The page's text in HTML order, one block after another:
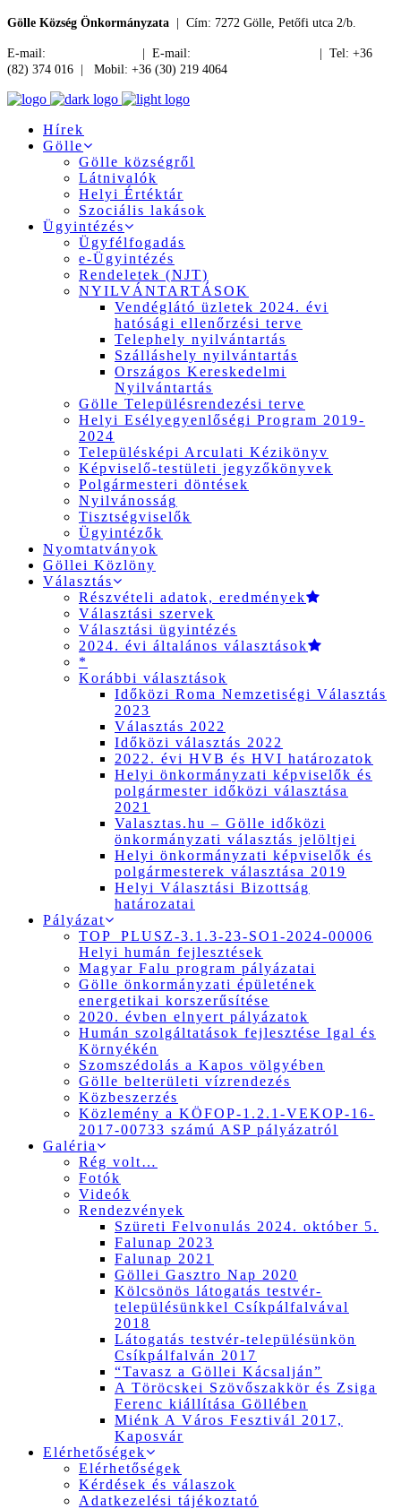
Gölle Község Önkormányzata | Cím: 7272 Gölle, Petőfi utca 2/b.
E-mail: | E-mail:
| Tel: +36
(82) 374 016 | Mobil: +36 (30) 219 4064
Hírek
Gölle
Gölle községről
Látnivalók
Helyi Értéktár
Szociális lakások
Ügyintézés
Ügyfélfogadás
e-Ügyintézés
Rendeletek (NJT)
NYILVÁNTARTÁSOK
Vendéglátó üzletek 2024. évi
hatósági ellenőrzési terve
Telephely nyilvántartás
Szálláshely nyilvántartás
Országos Kereskedelmi
Nyilvántartás
Gölle Településrendezési terve
Helyi Esélyegyenlőségi Program 2019-
2024
Településképi Arculati Kézikönyv
Képviselő-testületi jegyzőkönyvek
Polgármesteri döntések
Nyilvánosság
Tisztségviselők
Ügyintézők
Nyomtatványok
Göllei Közlöny
Választás
Részvételi adatok, eredmények
Választási szervek
Választási ügyintézés
2024. évi általános választások
*
Korábbi választások
Időközi Roma Nemzetiségi Választás
2023
Választás 2022
Időközi választás 2022
2022. évi HVB és HVI határozatok
Helyi önkormányzati képviselők és
polgármester időközi választása
2021
Valasztas.hu – Gölle időközi
önkormányzati választás jelöltjei
Helyi önkormányzati képviselők és
polgármesterek választása 2019
Helyi Választási Bizottság
határozatai
Pályázat
TOP_PLUSZ-3.1.3-23-SO1-2024-00006
Helyi humán fejlesztések
Magyar Falu program pályázatai
Gölle önkormányzati épületének
energetikai korszerűsítése
2020. évben elnyert pályázatok
Humán szolgáltatások fejlesztése Igal és
Környékén
Szomszédolás a Kapos völgyében
Gölle belterületi vízrendezés
Közbeszerzés
Közlemény a KÖFOP-1.2.1-VEKOP-16-
2017-00733 számú ASP pályázatról
Galéria
Rég volt…
Fotók
Videók
Rendezvények
Szüreti Felvonulás 2024. október 5.
Falunap 2023
Falunap 2021
Göllei Gasztro Nap 2020
Kölcsönös látogatás testvér-
településünkkel Csíkpálfalvával
2018
Látogatás testvér-településünkön
Csíkpálfalván 2017
“Tavasz a Göllei Kácsalján”
A Töröcskei Szövőszakkör és Zsiga
Ferenc kiállítása Göllében
Miénk A Város Fesztivál 2017,
Kaposvár
Elérhetőségek
Elérhetőségek
Kérdések és válaszok
Adatkezelési tájékoztató